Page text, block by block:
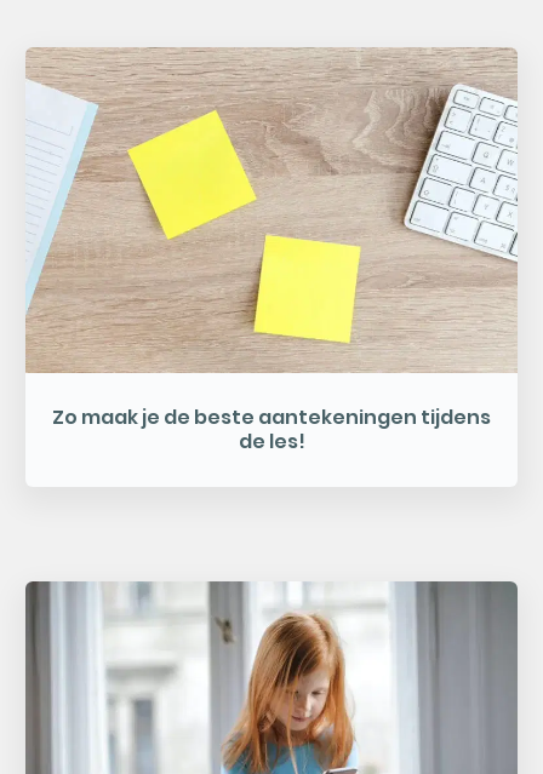
Zo maak je de beste aantekeningen tijdens
de les!